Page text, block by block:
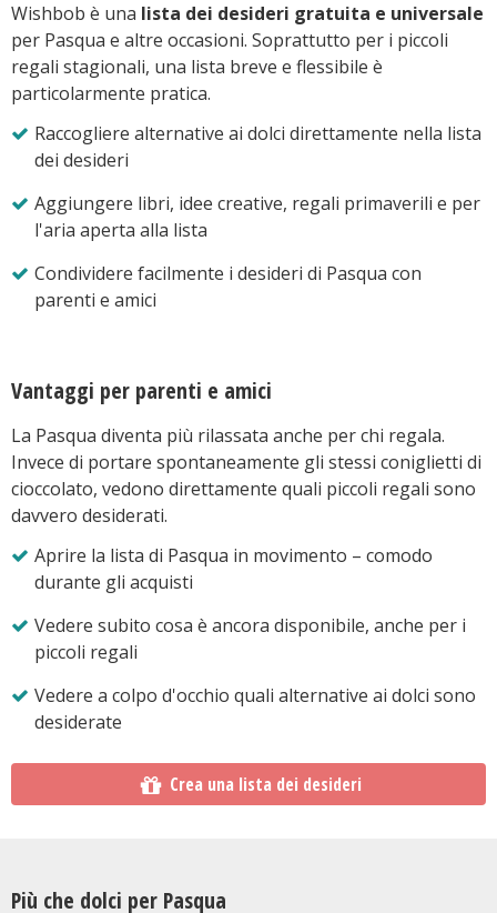
Wishbob è una lista dei desideri gratuita e universale
per Pasqua e altre occasioni. Soprattutto per i piccoli
regali stagionali, una lista breve e flessibile è
particolarmente pratica.
Raccogliere alternative ai dolci direttamente nella lista
dei desideri
Aggiungere libri, idee creative, regali primaverili e per
l'aria aperta alla lista
Condividere facilmente i desideri di Pasqua con
parenti e amici
Vantaggi per parenti e amici
La Pasqua diventa più rilassata anche per chi regala.
Invece di portare spontaneamente gli stessi coniglietti di
cioccolato, vedono direttamente quali piccoli regali sono
davvero desiderati.
Aprire la lista di Pasqua in movimento – comodo
durante gli acquisti
Vedere subito cosa è ancora disponibile, anche per i
piccoli regali
Vedere a colpo d'occhio quali alternative ai dolci sono
desiderate
Crea una lista dei desideri
Più che dolci per Pasqua